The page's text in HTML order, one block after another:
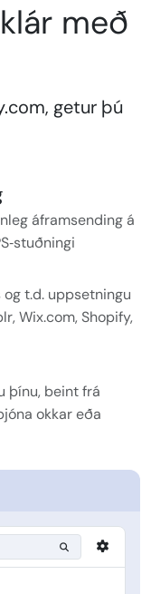
með
getur þú
áframsending á
t.d. uppsetningu
Wix.com, Shopify,
þínu, beint frá
okkar eða